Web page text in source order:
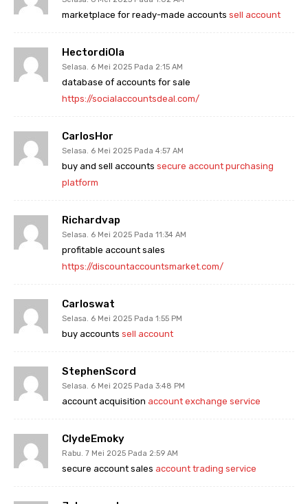
marketplace for ready-made accounts sell account
HectordiOla
Selasa. 6 Mei 2025 Pada 2:15 AM
database of accounts for sale
https://socialaccountsdeal.com/
CarlosHor
Selasa. 6 Mei 2025 Pada 4:57 AM
buy and sell accounts secure account purchasing
platform
Richardvap
Selasa. 6 Mei 2025 Pada 11:34 AM
profitable account sales
https://discountaccountsmarket.com/
Carloswat
Selasa. 6 Mei 2025 Pada 1:55 PM
buy accounts sell account
StephenScord
Selasa. 6 Mei 2025 Pada 3:48 PM
account acquisition account exchange service
ClydeEmoky
Rabu. 7 Mei 2025 Pada 2:59 AM
secure account sales account trading service